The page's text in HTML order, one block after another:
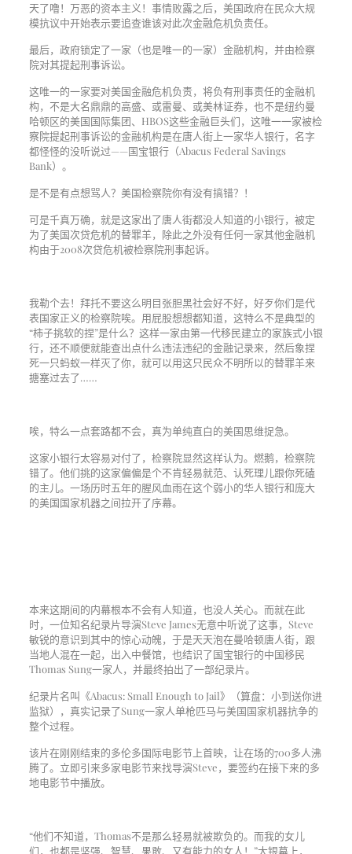
天了噜！万恶的资本主义！事情败露之后，美国政府在民众大规
模抗议中开始表示要追查谁该对此次金融危机负责任。
最后，政府锁定了一家（也是唯一的一家）金融机构，并由检察
院对其提起刑事诉讼。
这唯一的一家要对美国金融危机负责，将负有刑事责任的金融机
构，不是大名鼎鼎的高盛、或雷曼、或美林证券，也不是纽约曼
哈顿区的美国国际集团、HBOS这些金融巨头们，这唯一一家被检
察院提起刑事诉讼的金融机构是在唐人街上一家华人银行，名字
都怪怪的没听说过——国宝银行（Abacus Federal Savings
Bank）。
是不是有点想骂人？美国检察院你有没有搞错？！
可是千真万确，就是这家出了唐人街都没人知道的小银行，被定
为了美国次贷危机的替罪羊，除此之外没有任何一家其他金融机
构由于2008次贷危机被检察院刑事起诉。
我勒个去！拜托不要这么明目张胆黑社会好不好，好歹你们是代
表国家正义的检察院唉。用屁股想想都知道，这特么不是典型的
“柿子挑软的捏”是什么？这样一家由第一代移民建立的家族式小银
行，还不顺便就能查出点什么违法违纪的金融记录来，然后象捏
死一只蚂蚁一样灭了你，就可以用这只民众不明所以的替罪羊来
搪塞过去了……
唉，特么一点套路都不会，真为单纯直白的美国思维捉急。
这家小银行太容易对付了，检察院显然这样认为。燃鹅，检察院
错了。他们挑的这家偏偏是个不肯轻易就范、认死理儿跟你死磕
的主儿。一场历时五年的腥风血雨在这个弱小的华人银行和庞大
的美国国家机器之间拉开了序幕。
本来这期间的内幕根本不会有人知道，也没人关心。而就在此
时，一位知名纪录片导演Steve James无意中听说了这事，Steve
敏锐的意识到其中的惊心动魄，于是天天泡在曼哈顿唐人街，跟
当地人混在一起，出入中餐馆，也结识了国宝银行的中国移民
Thomas Sung一家人，并最终拍出了一部纪录片。
纪录片名叫《Abacus: Small Enough to Jail》（算盘：小到送你进
监狱），真实记录了Sung一家人单枪匹马与美国国家机器抗争的
整个过程。
该片在刚刚结束的多伦多国际电影节上首映，让在场的700多人沸
腾了。立即引来多家电影节来找导演Steve，要签约在接下来的多
地电影节中播放。
“他们不知道，Thomas不是那么轻易就被欺负的。而我的女儿
们，也都是坚强、智慧、果敢、又有能力的女人！”大银幕上，